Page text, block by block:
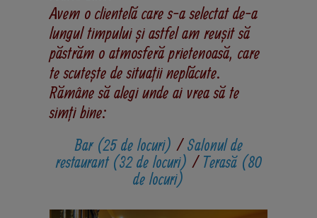
Avem o clientelă care s-a selectat de-a
lungul timpului și astfel am reușit să
păstrăm o atmosferă prietenoasă, care
te scutește de situații neplăcute.
Rămâne să alegi unde ai vrea să te
simți bine:
Bar (25 de locuri) /Salonul de
restaurant (32 de locuri) /Terasă (80
de locuri)